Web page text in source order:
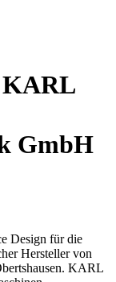
KARL
GmbH
Design für die
Hersteller von
KARL